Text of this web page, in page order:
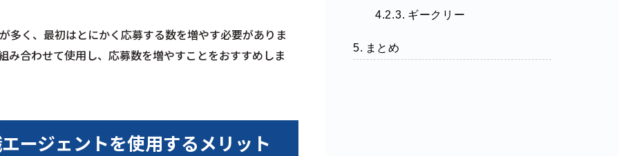
多く、最初はとにかく応募する数を増やす必要がありま
み合わせて使用し、応募数を増やすことをおすすめしま
ージェントを使用するメリット
ギークリー
まとめ